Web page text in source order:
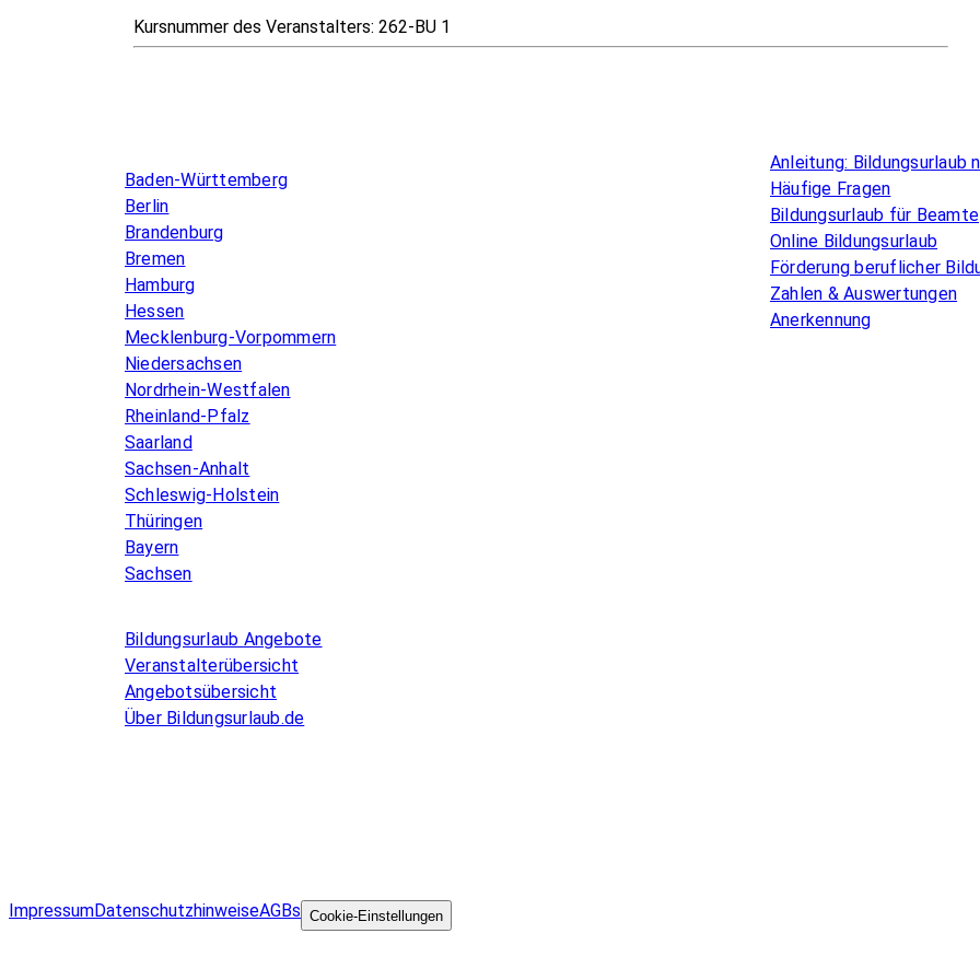
Kursnummer des Veranstalters: 262-BU 1
Baden-Württemberg
Berlin
Brandenburg
Bremen
Hamburg
Hessen
Mecklenburg-Vorpommern
Niedersachsen
Nordrhein-Westfalen
Rheinland-Pfalz
Saarland
Sachsen-Anhalt
Schleswig-Holstein
Thüringen
Bayern
Sachsen
Anleitung: Bildungsurlaub
Häufige Fragen
Bildungsurlaub für Beamte
Online Bildungsurlaub
Förderung beruflicher
Zahlen & Auswertungen
Anerkennung
Bildungsurlaub Angebote
Veranstalterübersicht
Angebotsübersicht
Über Bildungsurlaub.de
ImpressumDatenschutzhinweiseAGBs Cookie-Einstellungen